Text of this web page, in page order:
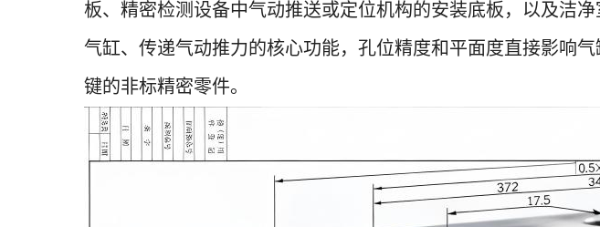
板、精密检测设备中气动推送或定位机构的安装底板，以及洁
气缸、传递气动推力的核心功能，孔位精度和平面度直接影响
键的非标精密零件。